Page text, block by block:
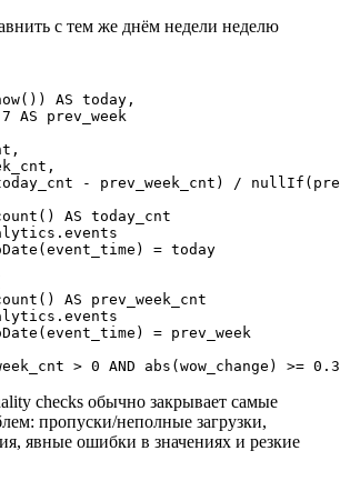
с тем же днём недели неделю
()) AS today,
7 AS prev_week
- prev_week_cnt) / nullIf
() AS today_cnt
. events
= today
() AS prev_week_cnt
. events
= prev_week
> 0 AND abs (wow_change) >= 0 . 3
checks обычно закрывает самые
пропуски/неполные загрузки,
явные ошибки в значениях и резкие